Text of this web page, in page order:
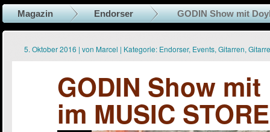
Magazin Endorser GODIN Show mit
5. Oktober 2016 | von Marcel | Kategorie: Endorser, Events, Gitarren,
GODIN Show
im MUSIC